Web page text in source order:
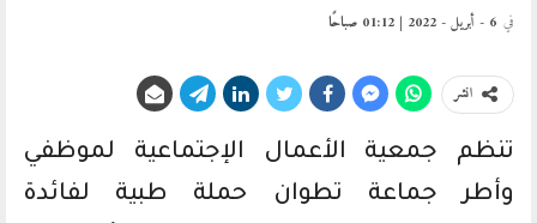
في 6 - أبريل - 2022 | 01:12 صباحًا
انشر
تنظم جمعية الأعمال الإجتماعية لموظفي
وأطر جماعة تطوان حملة طبية لفائدة